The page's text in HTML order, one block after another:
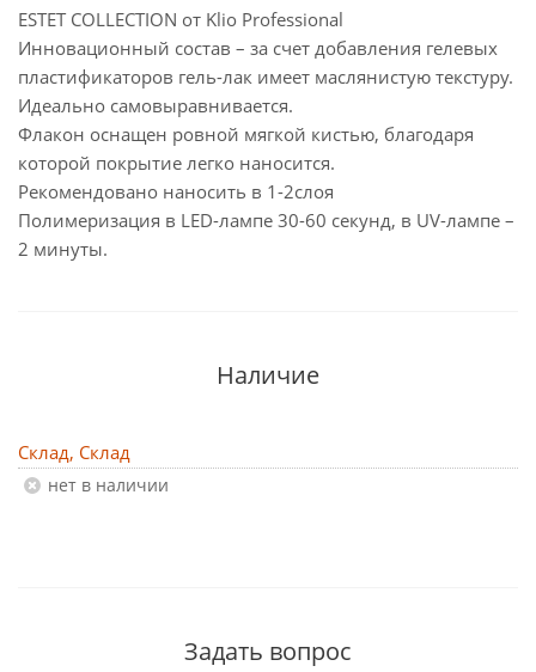
ESTET COLLECTION от Klio Professional
Инновационный состав – за счет добавления гелевых
пластификаторов гель-лак имеет маслянистую текстуру.
Идеально самовыравнивается.
Флакон оснащен ровной мягкой кистью, благодаря
которой покрытие легко наносится.
Рекомендовано наносить в 1-2слоя
Полимеризация в LED-лампе 30-60 секунд, в UV-лампе –
2 минуты.
Наличие
Склад, Склад
Нет в наличии
Задать вопрос